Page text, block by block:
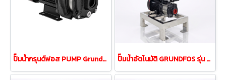
ปั๊มน้ำกรุนด์ฟอส PUMP Grundfos รุ่น CM10-2 1.5Kw 380V ปั๊มน้ำอัตโนมัติ GRUNDFOS รุ่น CMB 5-37PT กำลัง 0.67kW